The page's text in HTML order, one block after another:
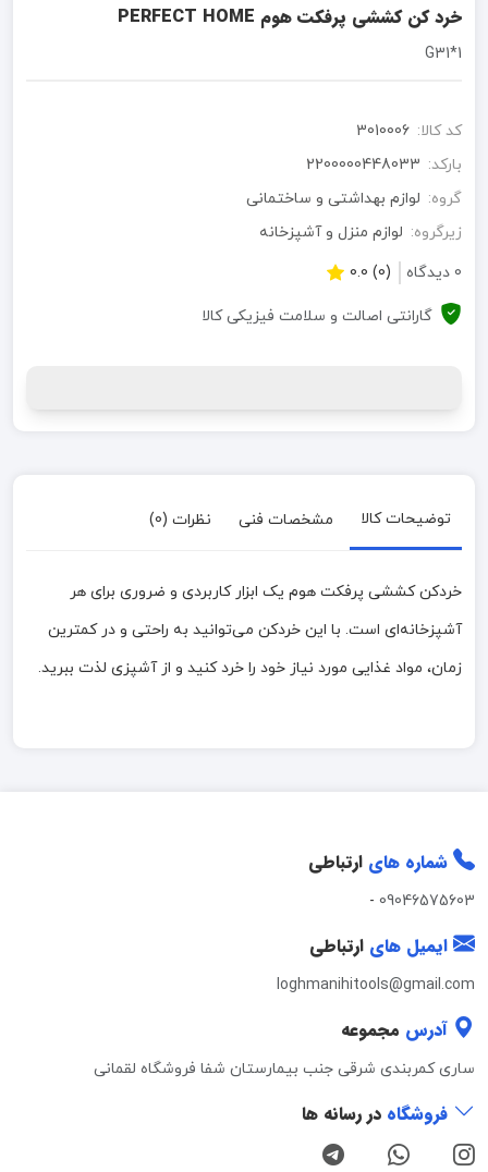
خرد کن کششی پرفکت هوم PERFECT HOME
G31*1
کد کالا: 3010006
بارکد: 2200000448033
گروه: لوازم بهداشتی و ساختمانی
زیرگروه: لوازم منزل و آشپزخانه
0 دیدگاه
(0) 0.0
گارانتی اصالت و سلامت فیزیکی کالا
توضیحات کالا مشخصات فنی نظرات (0)
خردکن کششی پرفکت هوم یک ابزار کاربردی و ضروری برای هر
آشپزخانه‌ای است. با این خردکن می‌توانید به راحتی و در کمترین
زمان، مواد غذایی مورد نیاز خود را خرد کنید و از آشپزی لذت ببرید.
شماره های ارتباطی
09046575603
-
ایمیل های ارتباطی
loghmanihitools@gmail.com
آدرس مجموعه
ساری کمربندی شرقی جنب بیمارستان شفا فروشگاه لقمانی
فروشگاه در رسانه ها